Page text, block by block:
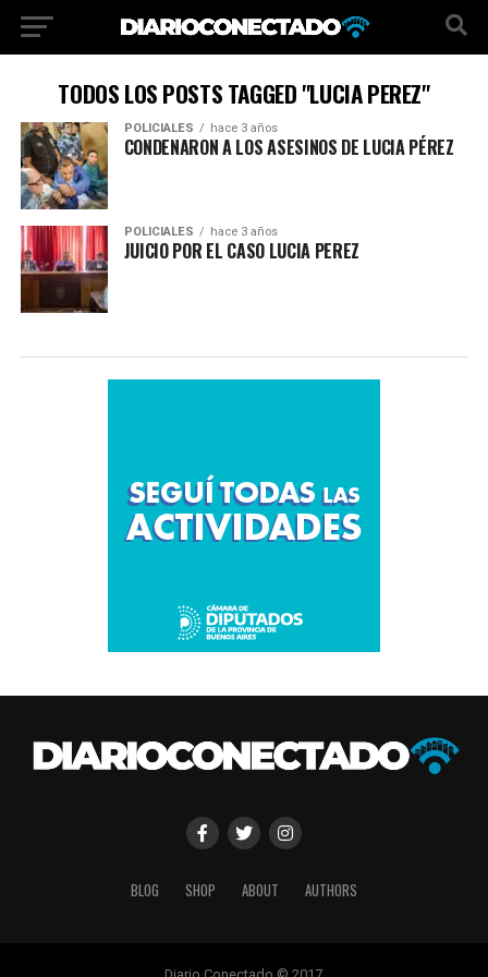
TODOS LOS POSTS TAGGED "LUCIA PEREZ"
POLICIALES hace 3 años
CONDENARON A LOS ASESINOS DE LUCIA PÉREZ
POLICIALES hace 3 años
JUICIO POR EL CASO LUCIA PEREZ
BLOG SHOP ABOUT AUTHORS